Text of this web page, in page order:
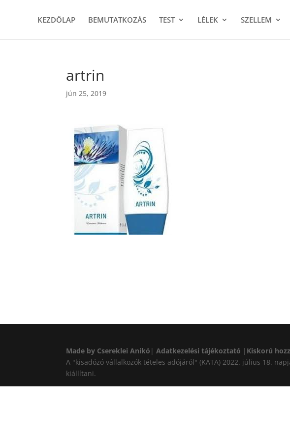
KEZDŐLAP BEMUTATKOZÁS TEST LÉLEK SZELLEM
artrin
jún 25, 2019
Made by Csereklei Anikó |Adatkezelési tájékoztató | Kiskorú
A "kisadózó vállalkozók tételes adójáról" (KATA) 2022. július 18.
kiállítani.